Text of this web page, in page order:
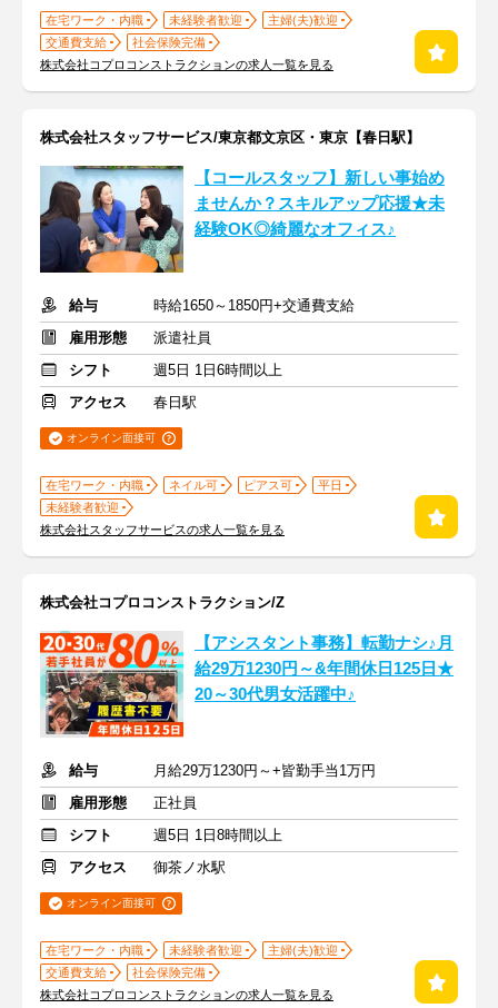
在宅ワーク・内職 未経験者歓迎
主婦(夫)歓迎
交通費支給
社会保険完備
株式会社コプロコンストラクションの求人一覧を見る
株式会社スタッフサービス/東京都文京区・東京【春日駅】
【コールスタッフ】新しい事始め
ませんか？スキルアップ応援★未
経験OK◎綺麗なオフィス♪
給与
時給1650～1850円+交通費支給
雇用形態
派遣社員
シフト
週5日 1日6時間以上
アクセス
春日駅
オンライン面接可
在宅ワーク・内職 ネイル可 ピアス可
平日
未経験者歓迎
株式会社スタッフサービスの求人一覧を見る
株式会社コプロコンストラクション/Z
【アシスタント事務】転勤ナシ♪月
給29万1230円～&年間休日125日★
20～30代男女活躍中♪
給与
月給29万1230円～+皆勤手当1万円
雇用形態
正社員
シフト
週5日 1日8時間以上
アクセス
御茶ノ水駅
オンライン面接可
在宅ワーク・内職 未経験者歓迎
主婦(夫)歓迎
交通費支給
社会保険完備
株式会社コプロコンストラクションの求人一覧を見る